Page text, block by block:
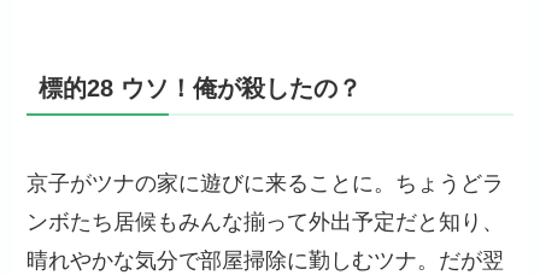
標的28 ウソ！俺が殺したの？
京子がツナの家に遊びに来ることに。ちょうどラ
ンボたち居候もみんな揃って外出予定だと知り、
晴れやかな気分で部屋掃除に勤しむツナ。だが翌